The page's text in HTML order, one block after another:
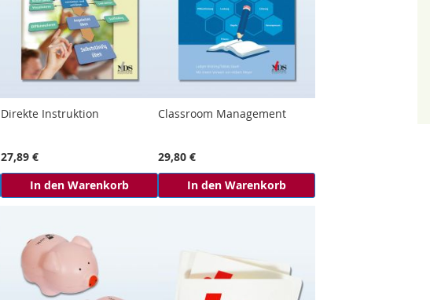
Direkte Instruktion
27,89 €
In den Warenkorb
Classroom Management
29,80 €
In den Warenkorb